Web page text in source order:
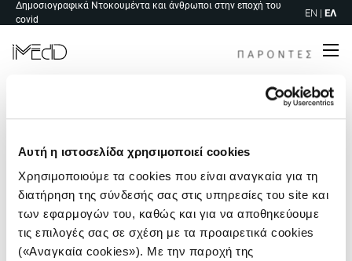
Αυτή η ιστοσελίδα χρησιμοποιεί cookies
Χρησιμοποιούμε τα cookies που είναι αναγκαία για τη
διατήρηση της σύνδεσής σας στις υπηρεσίες του site και
των εφαρμογών του, καθώς και για να αποθηκεύουμε
τις επιλογές σας σε σχέση με τα προαιρετικά cookies
(«Αναγκαία cookies»). Με την παροχή της
Skip
to
content
Δημοσιογραφικά Ντοκουμέντα και άνθρωποι στην εποχή του
covid
EN | ΕΛ